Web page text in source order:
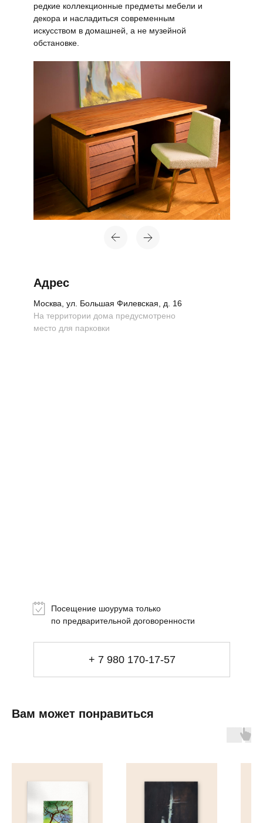
+ 7 980 170-17-57
Посещение шоурума только
по предварительной договоренности
Москва, ул. Большая Филевская, д. 16
Адрес
На территории дома предусмотрено
место для парковки
редкие коллекционные предметы мебели и
декора и насладиться современным
искусством в домашней, а не музейной
обстановке.
Вам может понравиться
Декор
Ценность обретения
комфорта
Купить за 100 000 ₽
Купить за 100 000 ₽